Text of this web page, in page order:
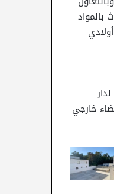
بالمواد
خارجي